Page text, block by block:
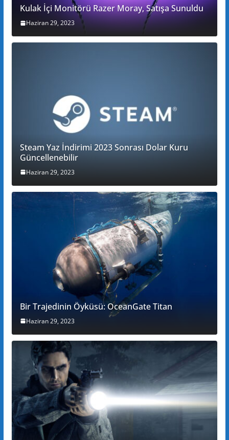
Kulak İçi Monitörü Razer Moray, Satışa Sunuldu
Haziran 29, 2023
Steam Yaz İndirimi 2023 Sonrası Dolar Kuru
Güncellenebilir
Haziran 29, 2023
Bir Trajedinin Öyküsü: OceanGate Titan
Haziran 29, 2023